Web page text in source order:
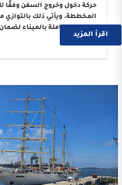
حركة دخول وخروج السفن وفقًا
المخططة. ويأتي ذلك بالتوازي
الجهات العاملة بالميناء
اقرأ المزيد